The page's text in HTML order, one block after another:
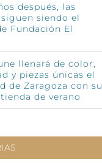
después, las
siendo el
Fundación El
llenará de color,
y piezas únicas el
de Zaragoza con su
de verano